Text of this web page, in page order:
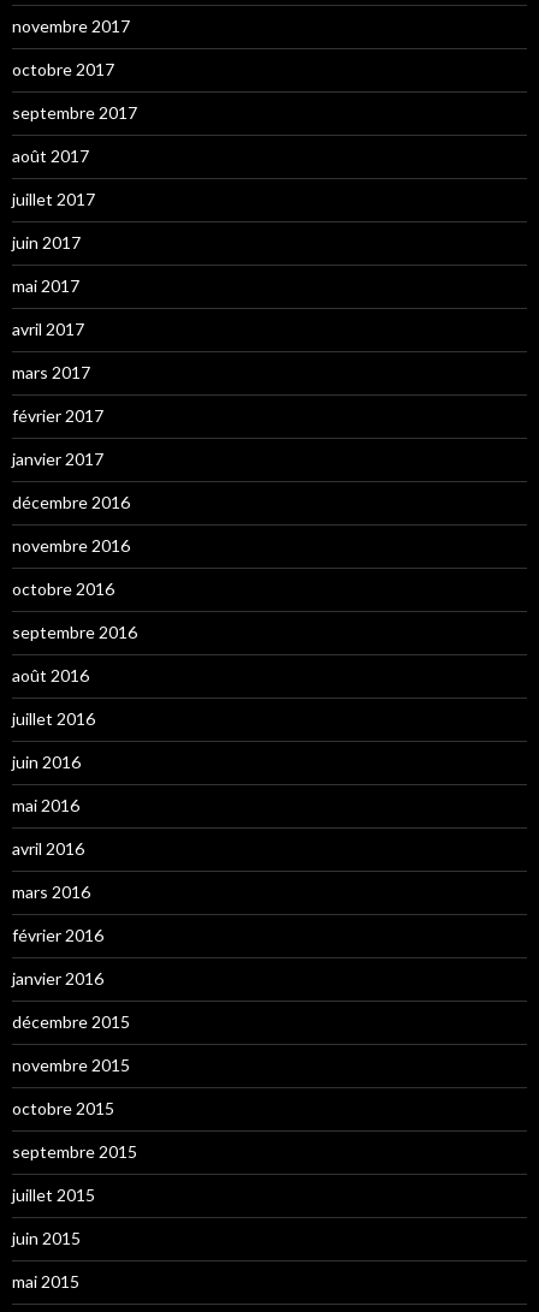
novembre 2017
octobre 2017
septembre 2017
août 2017
juillet 2017
juin 2017
mai 2017
avril 2017
mars 2017
février 2017
janvier 2017
décembre 2016
novembre 2016
octobre 2016
septembre 2016
août 2016
juillet 2016
juin 2016
mai 2016
avril 2016
mars 2016
février 2016
janvier 2016
décembre 2015
novembre 2015
octobre 2015
septembre 2015
juillet 2015
juin 2015
mai 2015